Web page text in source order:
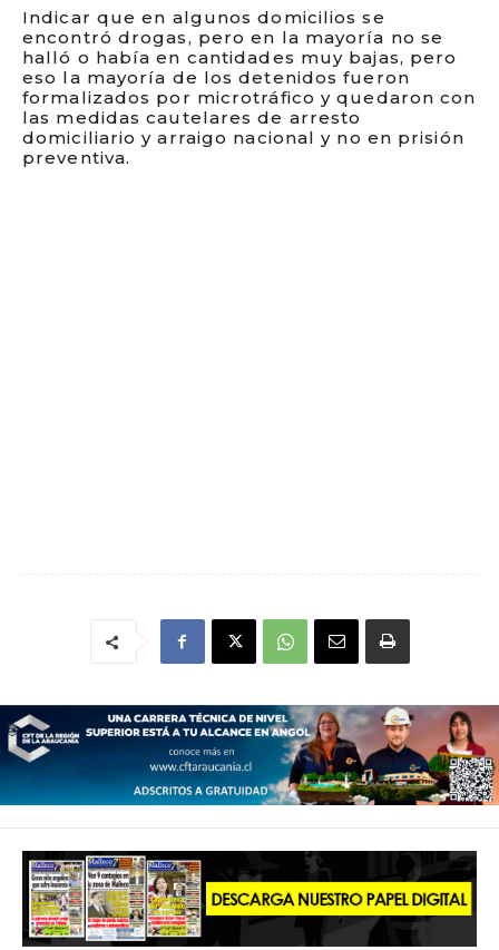
Indicar que en algunos domicilios se
encontró drogas, pero en la mayoría no se
halló o había en cantidades muy bajas, pero
eso la mayoría de los detenidos fueron
formalizados por microtráfico y quedaron con
las medidas cautelares de arresto
domiciliario y arraigo nacional y no en prisión
preventiva.